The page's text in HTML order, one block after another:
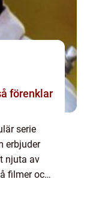
förenklar
serie
erbjuder
njuta av
filmer och